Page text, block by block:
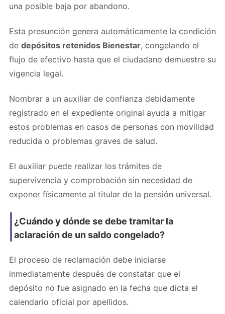
una posible baja por abandono.
Esta presunción genera automáticamente la condición
de depósitos retenidos Bienestar, congelando el
flujo de efectivo hasta que el ciudadano demuestre su
vigencia legal.
Nombrar a un auxiliar de confianza debidamente
registrado en el expediente original ayuda a mitigar
estos problemas en casos de personas con movilidad
reducida o problemas graves de salud.
El auxiliar puede realizar los trámites de
supervivencia y comprobación sin necesidad de
exponer físicamente al titular de la pensión universal.
¿Cuándo y dónde se debe tramitar la
aclaración de un saldo congelado?
El proceso de reclamación debe iniciarse
inmediatamente después de constatar que el
depósito no fue asignado en la fecha que dicta el
calendario oficial por apellidos.